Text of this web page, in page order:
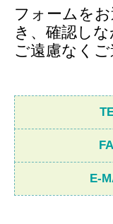
フォームを
き、確認し
ご遠慮なくご
E-